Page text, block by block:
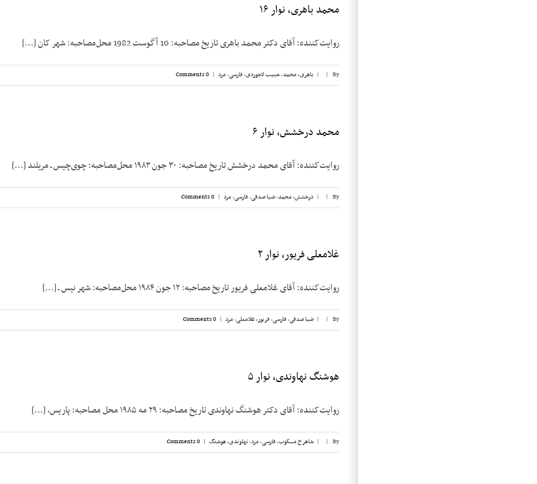
محمد باهری، نوار ۱۶
روایت‌کننده: آقای دکتر محمد باهری تاریخ مصاحبه: 10 آگوست 1982 محل‌مصاحبه: شهر کان [...]
By
|
| باهری، محمد,حبیب لاجوردی,فارسی,مرد |
0 Comments
محمد درخشش، نوار ۶
روایت‌کننده: آقای محمد درخشش تاریخ مصاحبه: ۳۰ جون ۱۹۸۳ محل‌مصاحبه: چوی‌چیس ـ مریلند [...]
By
|
| درخشش،‌ محمد,ضیا صدقی,فارسی,مرد |
0 Comments
غلامعلی فریور، نوار ۲
روایت‌کننده: آقای غلامعلی فریور تاریخ مصاحبه: ۱۲ جون ۱۹۸۴ محل‌مصاحبه: شهر نیس ـ [...]
By
|
| ضیا صدقی,فارسی,فریور، غلامعلی,مرد |
0 Comments
هوشنگ نهاوندی، نوار ۵
روایت‌کننده: آقای دکتر هوشنگ نهاوندی تاریخ مصاحبه: ۲۹ مه ۱۹۸۵ محل مصاحبه: پاریس، [...]
By
|
| شاهرخ مسکوب,فارسی,مرد,نهاوندی، هوشنگ |
0 Comments